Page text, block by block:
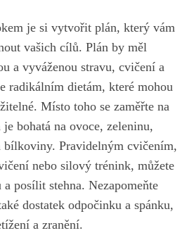
je si vytvořit‍ plán, který vám
vašich cílů. Plán by měl
a vyváženou stravu, cvičení a
radikálním dietám, které mohou
Místo toho se zaměřte na
‌bohatá na ovoce, zeleninu,
bílkoviny. Pravidelným cvičením,
nebo silový trénink, můžete
⁣posílit stehna. Nezapomeňte
dostatek odpočinku a ‌spánku,
a zranění.